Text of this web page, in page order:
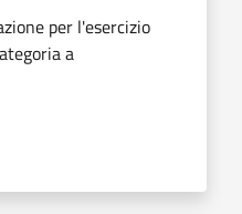
per l'esercizio
a